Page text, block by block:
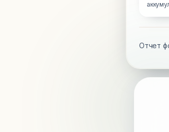
Отчет